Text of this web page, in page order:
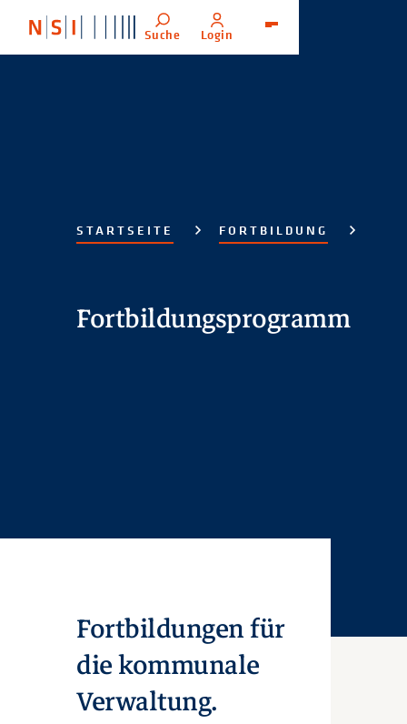
Suche Login
STARTSEITE FORTBILDUNG
Fortbildungsprogramm
Fortbildungen für
die kommunale
Verwaltung.